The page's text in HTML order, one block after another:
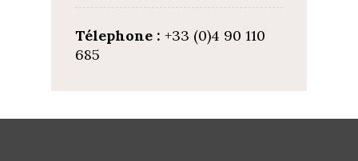
Télephone : +33 (0)4 90 110
685